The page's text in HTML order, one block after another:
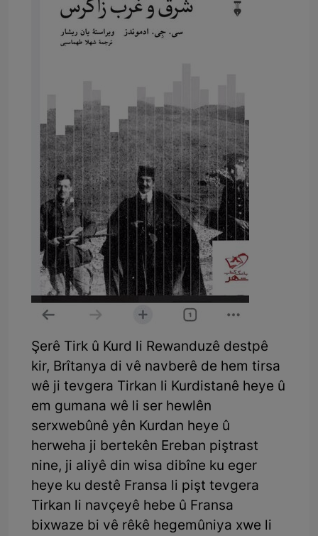
Şerê Tirk û Kurd li Rewanduzê destpê
kir, Brîtanya di vê navberê de hem tirsa
wê ji tevgera Tirkan li Kurdistanê heye û
em gumana wê li ser hewlên
serxwebûnê yên Kurdan heye û
herweha ji bertekên Ereban piştrast
nine, ji aliyê din wisa dibîne ku eger
heye ku destê Fransa li pişt tevgera
Tirkan li navçeyê hebe û Fransa
bixwaze bi vê rêkê hegemûniya xwe li